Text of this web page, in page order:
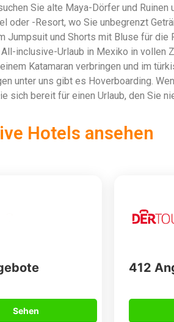
Sie alte Maya-Dörfer und Ruinen
oder -Resort, wo Sie unbegrenzt
Jumpsuit und Shorts mit Bluse für die
inclusive-Urlaub in Mexiko in vollen
Katamaran verbringen und im
unter uns gibt es Hoverboarding.
sich bereit für einen Urlaub, den Sie
Hotels ansehen
Sehen
412